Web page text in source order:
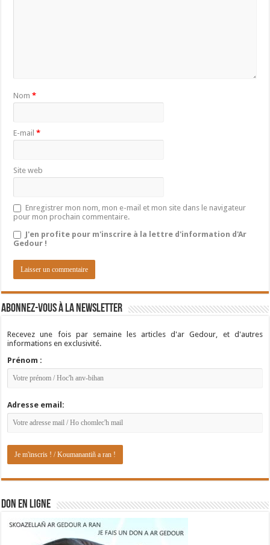
Nom*
E-mail*
Site web
Enregistrer mon nom, mon e-mail et mon site dans le navigateur
pour mon prochain commentaire.
J'en profite pour m'inscrire à la lettre d'information d'Ar
Gedour !
Abonnez-vous à la newsletter
Recevez une fois par semaine les articles d'ar Gedour, et d'autres
informations en exclusivité.
Prénom :
Adresse email:
DON EN LIGNE